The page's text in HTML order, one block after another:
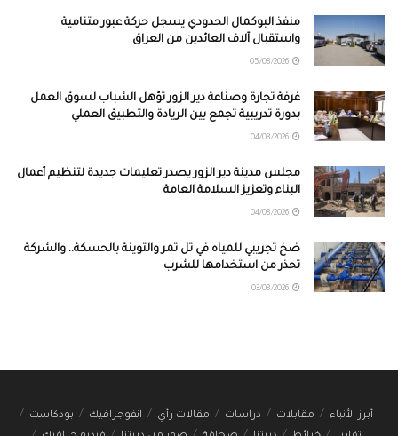
منفذ البوكمال الحدودي يسجل حركة عبور متنامية
واستقبال آلاف العائدين من العراق
غرفة تجارة وصناعة دير الزور تؤهل الشباب لسوق العمل
بدورة تدريبية تجمع بين الريادة والتطبيق العملي
مجلس مدينة دير الزور يصدر تعليمات جديدة لتنظيم أعمال
البناء وتعزيز السلامة العامة
ضخ تجريبي للمياه في تل تمر والتوينة بالحسكة.. والشركة
تحذر من استخدامها للشرب
أبرز الأنباء مقابلات دراسات مقالات رأي انفوجرافيك
بودكاست